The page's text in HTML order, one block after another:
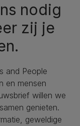
nodig
zij je
and People
en mensen
willen we
genieten.
geweldige